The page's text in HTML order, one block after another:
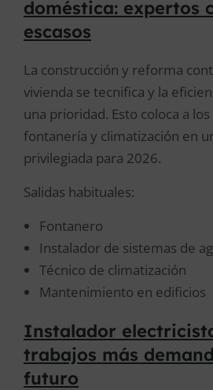
doméstica: expertos
escasos
La construcción y reforma
vivienda se tecnifica y la
una prioridad. Esto coloca a
fontanería y climatización en
privilegiada para 2026.
Salidas habituales:
Fontanero
Instalador de sistemas de
Técnico de climatización
Mantenimiento en edificios
Instalador
trabajos más
futuro